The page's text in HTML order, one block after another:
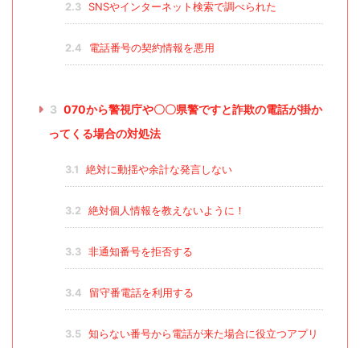
2.3 SNSやインターネット検索で調べられた
2.4 電話番号の契約情報を悪用
3 070から警視庁や〇〇県警ですと詐欺の電話が掛か
ってくる場合の対処法
3.1 絶対に動揺や余計な発言しない
3.2 絶対個人情報を教えないように！
3.3 非通知番号を拒否する
3.4 留守番電話を利用する
3.5 知らない番号から電話が来た場合に役立つアプリ